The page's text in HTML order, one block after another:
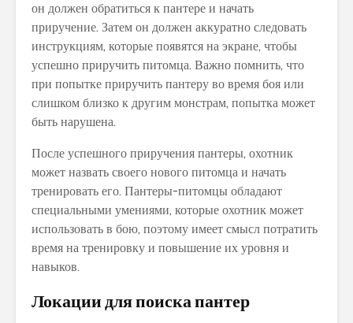
он должен обратиться к пантере и начать
приручение. Затем он должен аккуратно следовать
инструкциям, которые появятся на экране, чтобы
успешно приручить питомца. Важно помнить, что
при попытке приручить пантеру во время боя или
слишком близко к другим монстрам, попытка может
быть нарушена.
После успешного приручения пантеры, охотник
может назвать своего нового питомца и начать
тренировать его. Пантеры-питомцы обладают
специальными умениями, которые охотник может
использовать в бою, поэтому имеет смысл потратить
время на тренировку и повышение их уровня и
навыков.
Локации для поиска пантер